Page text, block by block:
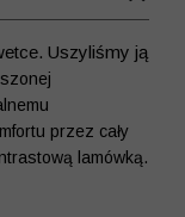
Uszyliśmy ją
przez cały
lamówką.